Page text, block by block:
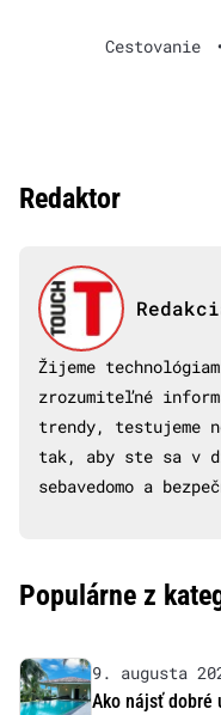
Cestovanie •
Redaktor
Žijeme
zrozumiteľné
trendy, testujeme
tak, aby ste sa v
sebavedomo a
Populárne z
9. augusta
Ako nájsť dobré